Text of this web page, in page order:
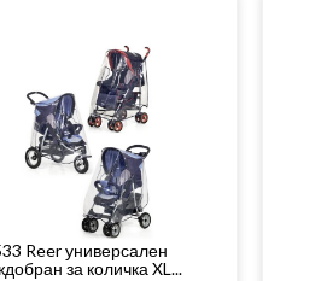
Reer универсален
за количка XL...